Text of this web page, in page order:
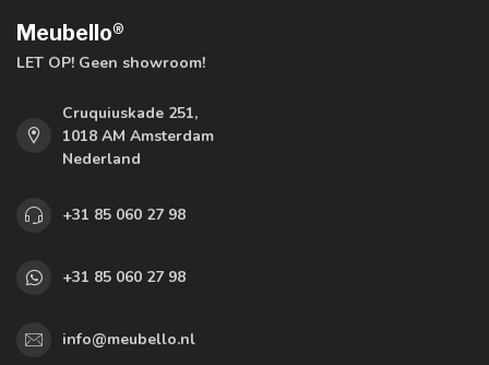
Meubello®
LET OP! Geen showroom!
Cruquiuskade 251,
1018 AM Amsterdam
Nederland
+31 85 060 27 98
+31 85 060 27 98
info@meubello.nl